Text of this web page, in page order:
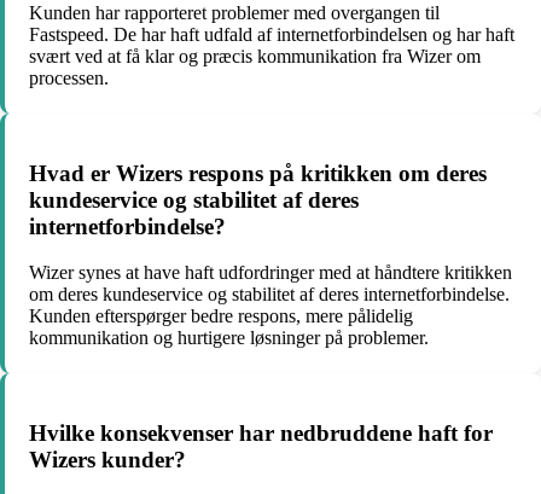
Kunden har rapporteret problemer med overgangen til
Fastspeed. De har haft udfald af internetforbindelsen og har haft
svært ved at få klar og præcis kommunikation fra Wizer om
processen.
Hvad er Wizers respons på kritikken om deres
kundeservice og stabilitet af deres
internetforbindelse?
Wizer synes at have haft udfordringer med at håndtere kritikken
om deres kundeservice og stabilitet af deres internetforbindelse.
Kunden efterspørger bedre respons, mere pålidelig
kommunikation og hurtigere løsninger på problemer.
Hvilke konsekvenser har nedbruddene haft for
Wizers kunder?